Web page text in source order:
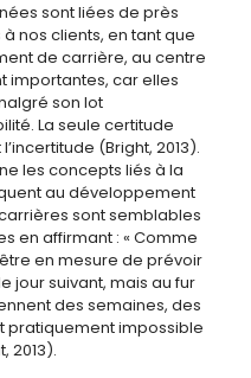
sont liées de près
nos clients, en tant que
de carrière, au centre
importantes, car elles
son lot
La seule certitude
(Bright, 2013).
les concepts liés à la
au développement
sont semblables
en affirmant : « Comme
en mesure de prévoir
jour suivant, mais au fur
des semaines, des
pratiquement impossible
2013).